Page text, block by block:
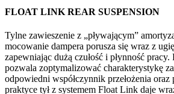
FLOAT LINK REAR SUSPENSION
Tylne zawieszenie z „pływającym”
mocowanie dampera porusza się wraz z
zapewniając dużą czułość i płynność
pozwala zoptymalizować charakterystykę
odpowiedni współczynnik przełożenia oraz
praktyce tył z systemem Float Link daje